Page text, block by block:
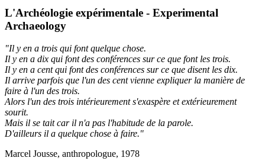
L'Archéologie expérimentale - Experimental
Archaeology
"Il y en a trois qui font quelque chose.
Il y en a dix qui font des conférences sur ce que font les trois.
Il y en a cent qui font des conférences sur ce que disent les dix.
Il arrive parfois que l'un des cent vienne expliquer la manière de
faire à l'un des trois.
Alors l'un des trois intérieurement s'exaspère et extérieurement
sourit.
Mais il se tait car il n'a pas l'habitude de la parole.
D'ailleurs il a quelque chose à faire."
Marcel Jousse, anthropologue, 1978